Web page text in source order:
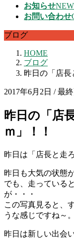
お知らせ
お問い合わせ
ブログ
HOME
ブログ
昨日の「店長
2017年6月2日 / 最
昨日の「店
ｍ」！！
昨日は「店長と走
昨日も大気の状態
でも、走っている
が・・・
この写真見ると、
うな感じですね～。
昨日は新しい出会